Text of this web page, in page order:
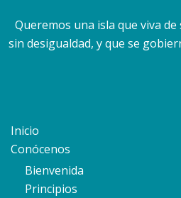
Queremos una isla que viva
sin desigualdad, y que se
Inicio
Conócenos
Bienvenida
Principios